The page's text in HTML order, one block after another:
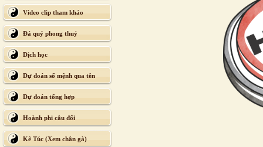
Video clip tham khảo
Đá quý phong thuỷ
Dịch học
Dự đoán số mệnh qua tên
Dự đoán tổng hợp
Hoành phi câu đối
Kê Túc (Xem chân gà)